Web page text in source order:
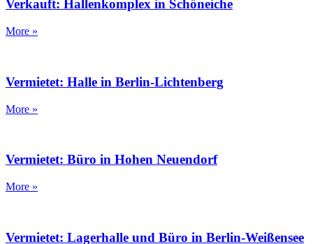
Verkauft: Hallenkomplex in Schöneiche
More »
Vermietet: Halle in Berlin-Lichtenberg
More »
Vermietet: Büro in Hohen Neuendorf
More »
Vermietet: Lagerhalle und Büro in Berlin-Weißensee